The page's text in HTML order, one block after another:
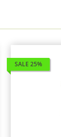
SALE 25%